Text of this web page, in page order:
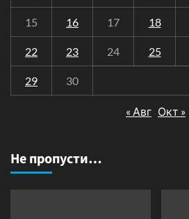
15 16 17 18
22 23 24 25
29 30
« Авг Окт »
Не пропусти…